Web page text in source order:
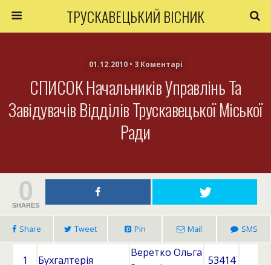
ТРУСКАВЕЦЬКИЙ ВІСНИК
01.12.2010 • 3 Коментарі
СПИСОК Начальників Управлінь Та
Завідувачів Відділів Трускавецької Міської
Ради
0
SHARES
Share Tweet Pin Mail SMS
1 Бухгалтерія
Веретко Ольга
53414